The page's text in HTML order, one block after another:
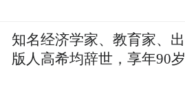
知名经济学家、教育家、出
版人高希均辞世，享年90岁